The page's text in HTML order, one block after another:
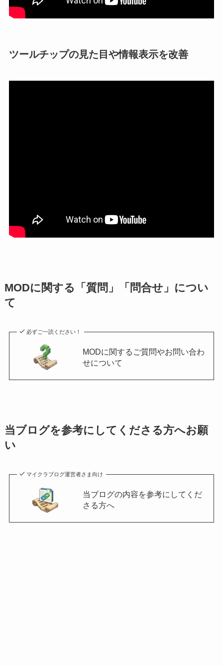
ツールチップの見た目や情報表示を改善
MODに関する「質問」「問合せ」につい
て
必ずご一読ください！
MODに関するご質問やお問い合わ
せについて
当ブログを参考にしてくださる方へお願
い
マイクラブログ運営者さま向け
当ブログの内容を参考にしてくだ
さる方へ